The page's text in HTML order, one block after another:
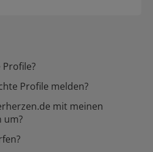
Profile melden?
mit meinen
um?